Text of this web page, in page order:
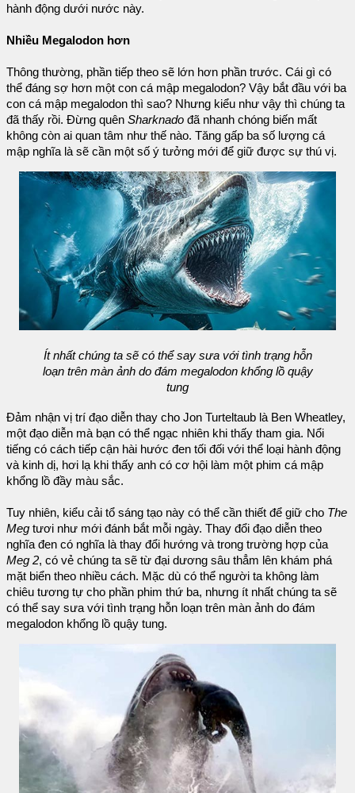
hành động dưới nước này.
Nhiều Megalodon hơn
Thông thường, phần tiếp theo sẽ lớn hơn phần trước. Cái gì có
thể đáng sợ hơn một con cá mập megalodon? Vậy bắt đầu với ba
con cá mập megalodon thì sao? Nhưng kiểu như vậy thì chúng ta
đã thấy rồi. Đừng quên Sharknado đã nhanh chóng biến mất
không còn ai quan tâm như thế nào. Tăng gấp ba số lượng cá
mập nghĩa là sẽ cần một số ý tưởng mới để giữ được sự thú vị.
Ít nhất chúng ta sẽ có thể say sưa với tình trạng hỗn
loạn trên màn ảnh do đám megalodon khổng lồ quậy
tung
Đảm nhận vị trí đạo diễn thay cho Jon Turteltaub là Ben Wheatley,
một đạo diễn mà bạn có thể ngạc nhiên khi thấy tham gia. Nổi
tiếng có cách tiếp cận hài hước đen tối đối với thể loại hành động
và kinh dị, hơi lạ khi thấy anh có cơ hội làm một phim cá mập
khổng lồ đầy màu sắc.
Tuy nhiên, kiểu cải tổ sáng tạo này có thể cần thiết để giữ cho The
Meg tươi như mới đánh bắt mỗi ngày. Thay đổi đạo diễn theo
nghĩa đen có nghĩa là thay đổi hướng và trong trường hợp của
Meg 2, có vẻ chúng ta sẽ từ đại dương sâu thẳm lên khám phá
mặt biển theo nhiều cách. Mặc dù có thể người ta không làm
chiêu tương tự cho phần phim thứ ba, nhưng ít nhất chúng ta sẽ
có thể say sưa với tình trạng hỗn loạn trên màn ảnh do đám
megalodon khổng lồ quậy tung.